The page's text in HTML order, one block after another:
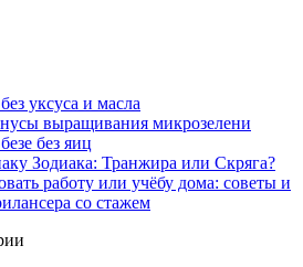
уксуса и масла
выращивания микрозелени
без яиц
Зодиака: Транжира или Скряга?
работу или учёбу дома: советы и
со стажем